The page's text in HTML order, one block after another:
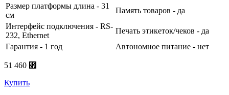
Размер платформы длина - 31
см
Память товаров - да
Интерфейс подключения - RS-
232, Ethernet
Печать этикеток/чеков - да
Гарантия - 1 год
Автономное питание - нет
51 460 ⃏
Купить